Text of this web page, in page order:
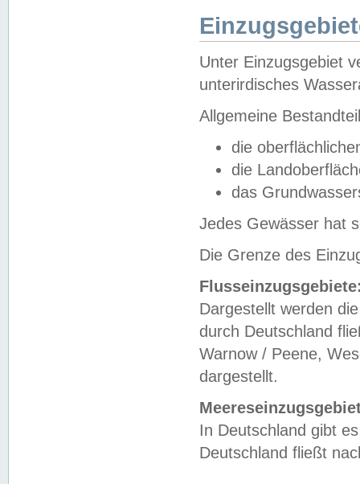
Unter Einzugsgebiet
unterirdisches
Allgemeine
die
die
das
Jedes Gewässer hat
Die Grenze des
Dargestellt werden
durch Deutschland
Warnow / Peene,
dargestellt.
In Deutschland gibt
Deutschland fließt